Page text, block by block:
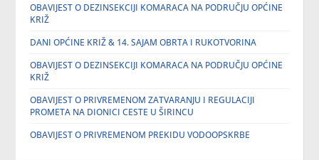
OBAVIJEST O DEZINSEKCIJI KOMARACA NA PODRUČJU OPĆINE
KRIŽ
DANI OPĆINE KRIŽ & 14. SAJAM OBRTA I RUKOTVORINA
OBAVIJEST O DEZINSEKCIJI KOMARACA NA PODRUČJU OPĆINE
KRIŽ
OBAVIJEST O PRIVREMENOM ZATVARANJU I REGULACIJI
PROMETA NA DIONICI CESTE U ŠIRINCU
OBAVIJEST O PRIVREMENOM PREKIDU VODOOPSKRBE